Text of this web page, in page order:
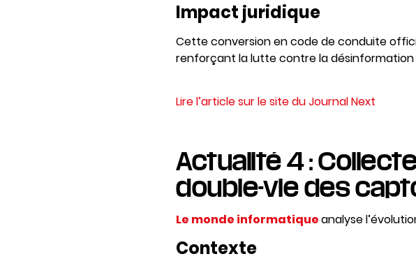
Impact juridique
Cette conversion en code de conduite
renforçant la lutte contre la
Lire l’article sur le site du Journal Next
Actualité 4 :
double-vie des
Le monde informatiqueanalyse
Contexte